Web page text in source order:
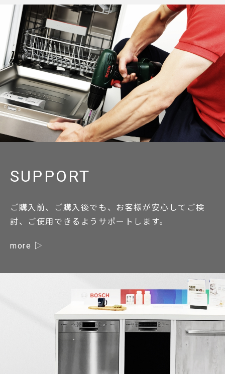
SUPPORT
ご購入前、ご購入後でも、お客様が安心してご検
討、ご使用できるようサポートします。
more